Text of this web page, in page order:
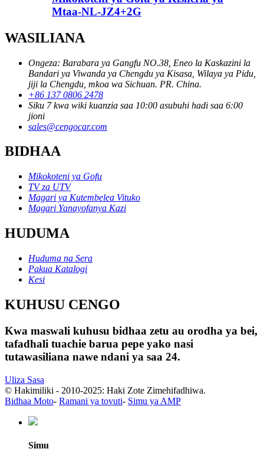
Mtaa-NL-JZ4+2G
WASILIANA
Ongeza: Barabara ya Gangfu NO.38, Eneo la Kaskazini la
Bandari ya Viwanda ya Chengdu ya Kisasa, Wilaya ya Pidu,
jiji la Chengdu, mkoa wa Sichuan. PR. China.
+86 137 0806 2478
Siku 7 kwa wiki kuanzia saa 10:00 asubuhi hadi saa 6:00
jioni
sales@cengocar.com
BIDHAA
Mikokoteni ya Gofu
TV za UTV
Magari ya Kutembelea Vituko
Magari Yanayofanya Kazi
HUDUMA
Huduma na Sera
Pakua Katalogi
Kesi
KUHUSU CENGO
Kwa maswali kuhusu bidhaa zetu au orodha ya bei,
tafadhali tuachie barua pepe yako nasi
tutawasiliana nawe ndani ya saa 24.
Uliza Sasa
© Hakimiliki - 2010-2025: Haki Zote Zimehifadhiwa.
Bidhaa Moto- Ramani ya tovuti- Simu ya AMP
Simu